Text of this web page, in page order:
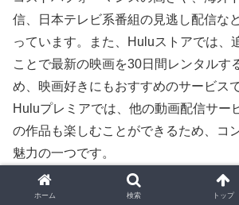
信、日本テレビ系番組の見逃し配信な
っています。また、Huluストアでは、
ことで最新の映画を30日間レンタルす
め、映画好きにもおすすめのサービス
Huluプレミアでは、他の動画配信サー
の作品も楽しむことができるため、コ
魅力の一つです。
海外ドラマ好き、国内ドラマ好き、映
ホーム 検索 トップ